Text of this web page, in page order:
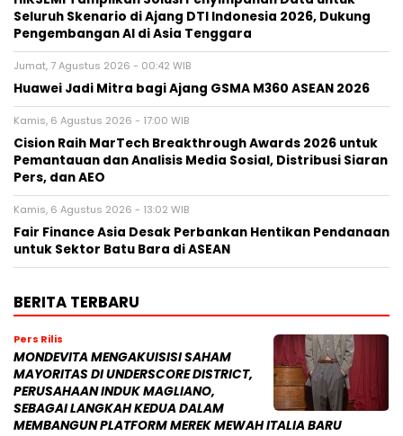
Seluruh Skenario di Ajang DTI Indonesia 2026, Dukung
Pengembangan AI di Asia Tenggara
Jumat, 7 Agustus 2026 - 00:42 WIB
Huawei Jadi Mitra bagi Ajang GSMA M360 ASEAN 2026
Kamis, 6 Agustus 2026 - 17:00 WIB
Cision Raih MarTech Breakthrough Awards 2026 untuk
Pemantauan dan Analisis Media Sosial, Distribusi Siaran
Pers, dan AEO
Kamis, 6 Agustus 2026 - 13:02 WIB
Fair Finance Asia Desak Perbankan Hentikan Pendanaan
untuk Sektor Batu Bara di ASEAN
BERITA TERBARU
Pers Rilis
MONDEVITA MENGAKUISISI SAHAM
MAYORITAS DI UNDERSCORE DISTRICT,
PERUSAHAAN INDUK MAGLIANO,
SEBAGAI LANGKAH KEDUA DALAM
MEMBANGUN PLATFORM MEREK MEWAH ITALIA BARU